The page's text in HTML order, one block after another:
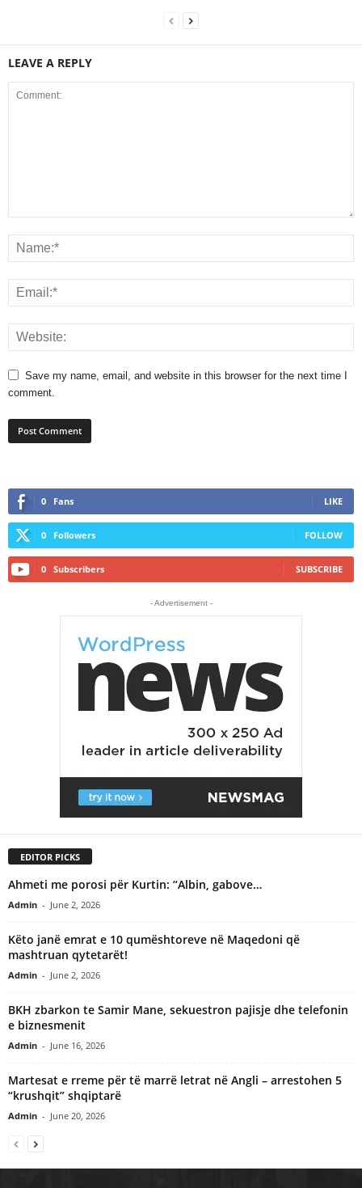
LEAVE A REPLY
Save my name, email, and website in this browser for the next time I
comment.
0 Fans LIKE
0 Followers FOLLOW
0 Subscribers SUBSCRIBE
- Advertisement -
EDITOR PICKS
Ahmeti me porosi për Kurtin: “Albin, gabove…
Admin - June 2, 2026
Këto janë emrat e 10 qumështoreve në Maqedoni që
mashtruan qytetarët!
Admin - June 2, 2026
BKH zbarkon te Samir Mane, sekuestron pajisje dhe telefonin
e biznesmenit
Admin - June 16, 2026
Martesat e rreme për të marrë letrat në Angli – arrestohen 5
“krushqit” shqiptarë
Admin - June 20, 2026